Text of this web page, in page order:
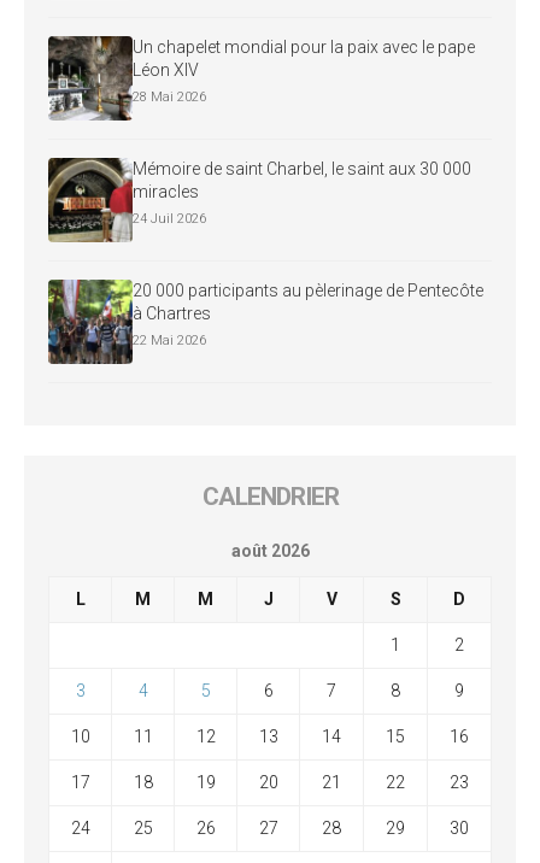
Un chapelet mondial pour la paix avec le pape
Léon XIV
28 Mai 2026
Mémoire de saint Charbel, le saint aux 30 000
miracles
24 Juil 2026
20 000 participants au pèlerinage de Pentecôte
à Chartres
22 Mai 2026
CALENDRIER
août 2026
L M M J V S D
1 2
3 4 5 6 7 8 9
10 11 12 13 14 15 16
17 18 19 20 21 22 23
24 25 26 27 28 29 30